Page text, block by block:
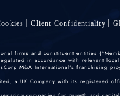
Client Confidentiality
firms and constituent entities
in accordance with relevant
M&A International's franchising
a UK Company with its registered